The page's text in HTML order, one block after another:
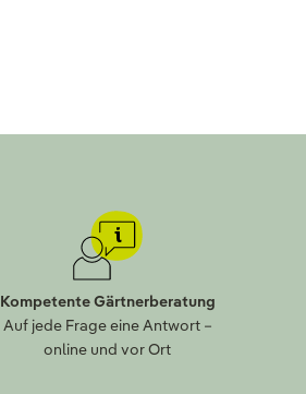
Kompetente Gärtnerberatung
Auf jede Frage eine Antwort –
online und vor Ort